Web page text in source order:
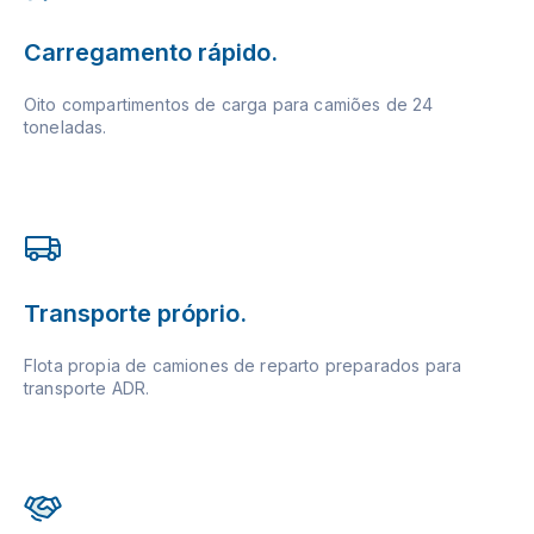
Carregamento rápido.
Oito compartimentos de carga para camiões de 24
toneladas.
Transporte próprio.
Flota propia de camiones de reparto preparados para
transporte ADR.